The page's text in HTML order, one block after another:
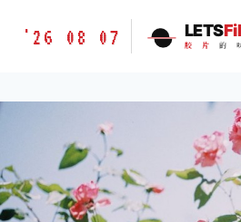
胶
味
LETSFILM
'26 08 07 LETS
胶 片 的